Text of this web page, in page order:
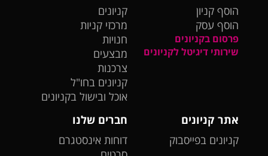
הוסף קניון
הוסף עסק
פרסום בקניונים
שירותי דיגיטל לקניונים
קניונים
מרכזי קניות
חנויות
מבצעים
צרכנות
קניונים בחו"ל
אוכל ובישול בקניונים
אתר קניונים
קניונים בפייסבוק
חברים שלנו
דוחות אינסטגרם